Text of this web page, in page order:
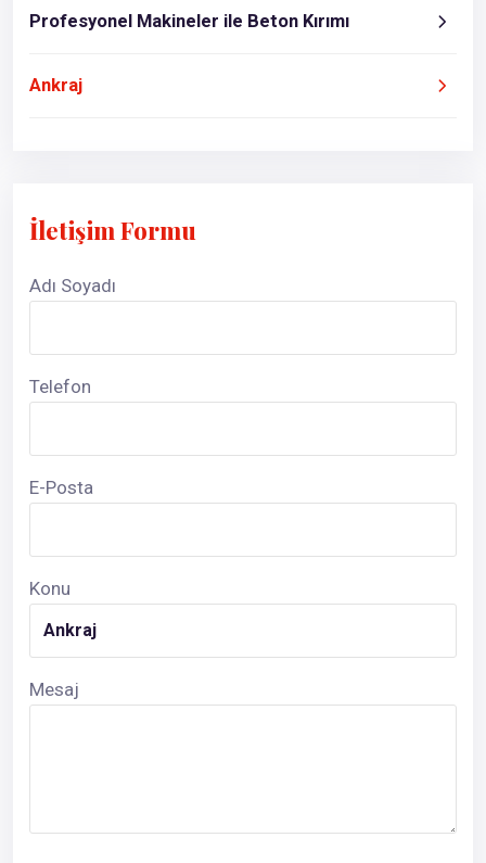
Profesyonel Makineler ile Beton Kırımı
Ankraj
İletişim Formu
Adı Soyadı
Telefon
E-Posta
Konu
Mesaj